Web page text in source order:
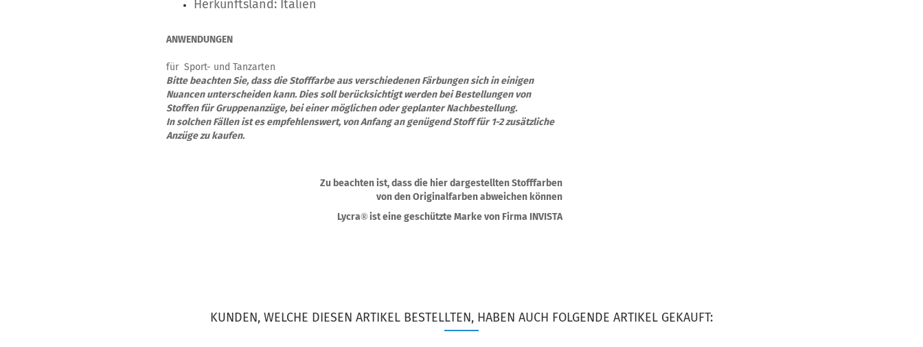
Herkunftsland: Italien
ANWENDUNGEN
für Sport- und Tanzarten
Bitte beachten Sie, dass die Stofffarbe aus verschiedenen Färbungen sich in einigen
Nuancen unterscheiden kann. Dies soll berücksichtigt werden bei Bestellungen von
Stoffen für Gruppenanzüge, bei einer möglichen oder geplanter Nachbestellung.
In solchen Fällen ist es empfehlenswert, von Anfang an genügend Stoff für 1-2 zusätzliche
Anzüge zu kaufen.
Zu beachten ist, dass die hier dargestellten Stofffarben
von den Originalfarben abweichen können
Lycra®ist eine geschützte Marke von Firma INVISTA
KUNDEN, WELCHE DIESEN ARTIKEL BESTELLTEN, HABEN AUCH FOLGENDE ARTIKEL GEKAUFT: